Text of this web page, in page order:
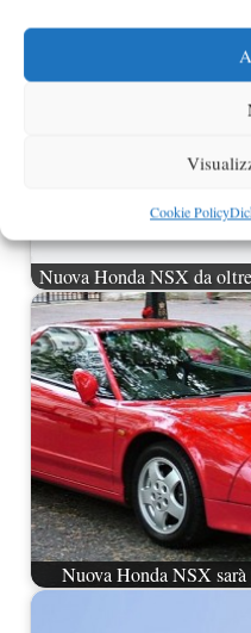
Cookie Policy
Nuova Honda NSX da
Nuova Honda NSX